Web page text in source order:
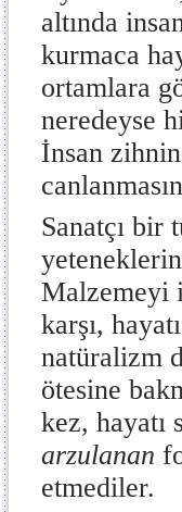
altında
kurmaca
ortamlara
neredeyse
İnsan
Sanatçı bir
Malzemeyi
karşı,
natüralizm
ötesine
kez, hayatı
arzulanan
etmediler.